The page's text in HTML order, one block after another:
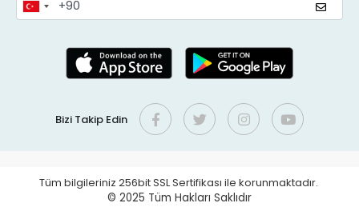
Bizi Takip Edin
Tüm bilgileriniz 256bit SSL Sertifikası ile korunmaktadır.
© 2025 Tüm Hakları Saklıdır